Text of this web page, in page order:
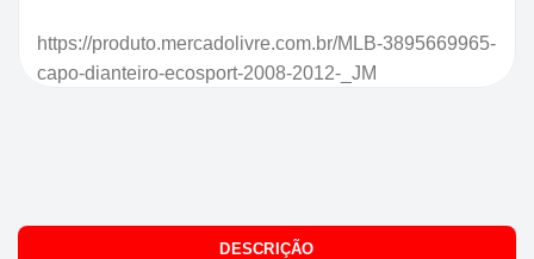
https://produto.mercadolivre.com.br/MLB-3895669965-
capo-dianteiro-ecosport-2008-2012-_JM
DESCRIÇÃO